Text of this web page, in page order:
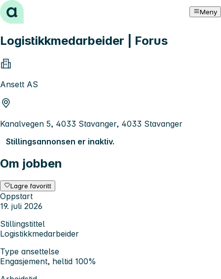
Hopp til innhold Meny
Logistikkmedarbeider | Forus
Ansett AS
Kanalvegen 5, 4033 Stavanger, 4033 Stavanger
Stillingsannonsen er inaktiv.
Om jobben
Lagre favoritt
Oppstart
19. juli 2026
Stillingstittel
Logistikkmedarbeider
Type ansettelse
Engasjement, heltid 100%